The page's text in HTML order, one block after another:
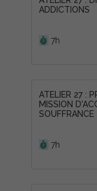
ADDICTIONS
7h
ATELIER 27 :
MISSION
SOUFFRANCE
7h